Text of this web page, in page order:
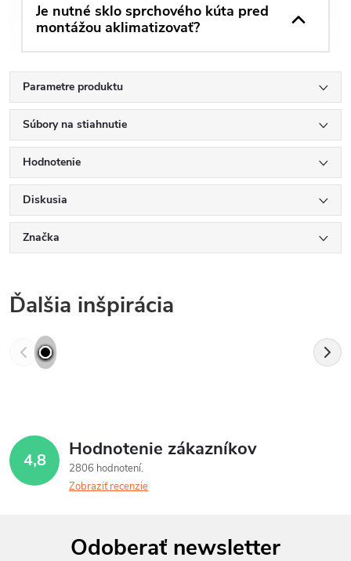
Je nutné sklo sprchového kúta pred
montážou aklimatizovať?
Parametre produktu
Súbory na stiahnutie
Hodnotenie
Diskusia
Značka
Ďalšia inšpirácia
4,8 Hodnotenie zákazníkov
2806 hodnotení
Zobraziť recenzie
Odoberať newsletter